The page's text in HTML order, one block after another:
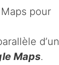
pour
d’un
Maps.